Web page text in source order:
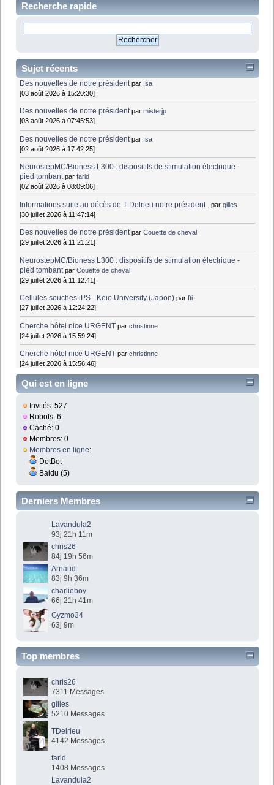
Recherche rapide
Sujet récents
Des nouvelles de notre président par Isa
[03 août 2026 à 15:20:30]
Des nouvelles de notre président parmisterjp
[03 août 2026 à 07:45:53]
Des nouvelles de notre président par Isa
[02 août 2026 à 17:42:25]
NeurostepMC/Bioness L300 : dispositifs de stimulation électrique -
pied tombant parfarid
[02 août 2026 à 08:09:06]
Informations suite au décès de T Delrieu notre président . pargilles
[30 juillet 2026 à 11:47:14]
Des nouvelles de notre président parCouette de cheval
[29 juillet 2026 à 11:21:21]
NeurostepMC/Bioness L300 : dispositifs de stimulation électrique -
pied tombant parCouette de cheval
[29 juillet 2026 à 11:12:41]
Cellules souches iPS - Keio University (Japon) parfti
[27 juillet 2026 à 12:24:22]
Cherche hôtel nice URGENT parchristinne
[24 juillet 2026 à 15:59:24]
Cherche hôtel nice URGENT parchristinne
[24 juillet 2026 à 15:56:46]
Qui est en ligne
Invités: 527
Robots: 6
Caché: 0
Membres: 0
Membres en ligne:
DotBot
Baidu (5)
Derniers Membres
Lavandula2
93j 21h 11m
chris26
84j 19h 56m
Arnaud
83j 9h 36m
charlieboy
66j 21h 41m
Gyzmo34
63j 9m
Top membres
chris26
7311 Messages
gilles
5210 Messages
TDelrieu
4142 Messages
farid
1408 Messages
Lavandula2